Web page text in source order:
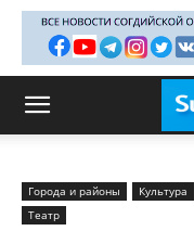
Города и районы Культура
Театр